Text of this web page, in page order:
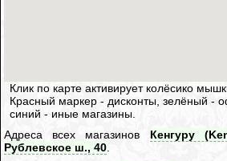
Клик по карте активирует колёсико
Красный маркер - дисконты, зелёный -
синий - иные магазины.
Адреса всех магазинов Кенгуру
Рублевское ш., 40.